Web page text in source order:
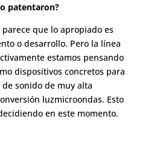
patentaron?
que lo apropiado es
o desarrollo. Pero la línea
estamos pensando
dispositivos concretos para
sonido de muy alta
luzmicroondas. Esto
en este momento.